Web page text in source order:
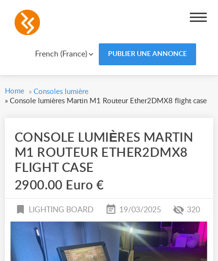
French (France) PUBLIER UNE ANNONCE
Home » Consoles lumière
» Console lumières Martin M1 Routeur Ether2DMX8 flight case
CONSOLE LUMIÈRES MARTIN
M1 ROUTEUR ETHER2DMX8
FLIGHT CASE
2900.00 Euro €
LIGHTING BOARD 19/03/2025 320